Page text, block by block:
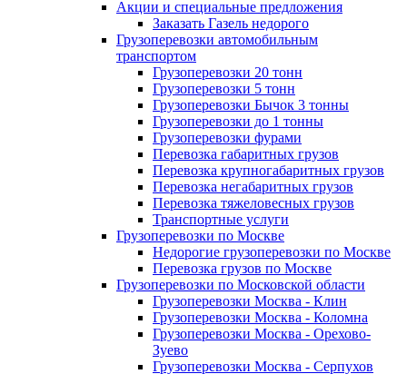
Акции и специальные предложения
Заказать Газель недорого
Грузоперевозки автомобильным
транспортом
Грузоперевозки 20 тонн
Грузоперевозки 5 тонн
Грузоперевозки Бычок 3 тонны
Грузоперевозки до 1 тонны
Грузоперевозки фурами
Перевозка габаритных грузов
Перевозка крупногабаритных грузов
Перевозка негабаритных грузов
Перевозка тяжеловесных грузов
Транспортные услуги
Грузоперевозки по Москве
Недорогие грузоперевозки по Москве
Перевозка грузов по Москве
Грузоперевозки по Московской области
Грузоперевозки Москва - Клин
Грузоперевозки Москва - Коломна
Грузоперевозки Москва - Орехово-
Зуево
Грузоперевозки Москва - Серпухов